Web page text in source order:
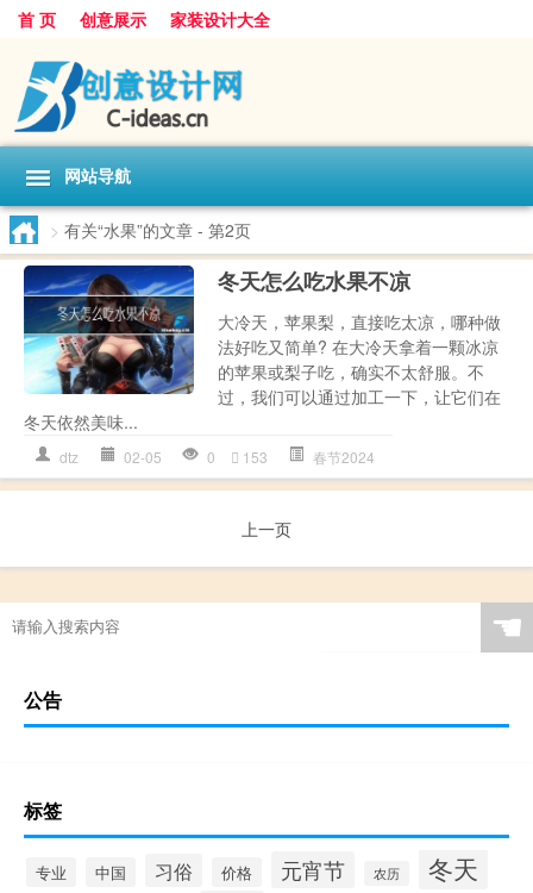
首 页 创意展示 家装设计大全
网站导航
> 有关“水果”的文章 - 第2页
冬天怎么吃水果不凉
大冷天，苹果梨，直接吃太凉，哪种做
法好吃又简单? 在大冷天拿着一颗冰凉
的苹果或梨子吃，确实不太舒服。不
过，我们可以通过加工一下，让它们在
冬天依然美味...
dtz 02-05 0 153 春节2024
上一页
☚
公告
标签
专业 中国 习俗 价格 元宵节 农历 冬天